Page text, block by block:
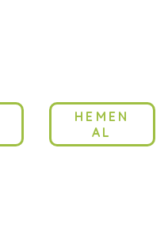
HEMEN
AL